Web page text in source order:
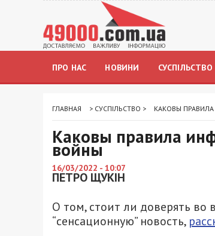
ПРО НАС НОВИНИ СУСПІЛЬСТВО
ГЛАВНАЯ > СУСПІЛЬСТВО > КАКОВЫ
Каковы правила
войны
16/03/2022 - 10:07
ПЕТРО ЩУКІН
О том, стоит ли доверять
“сенсационную” новость,